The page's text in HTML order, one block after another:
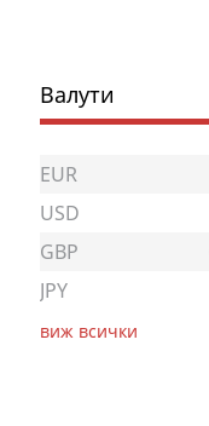
Валути
EUR
USD
GBP
JPY
виж всички